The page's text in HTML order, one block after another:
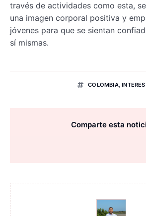
través de actividades como esta,
una imagen corporal positiva y
jóvenes para que se sientan
sí mismas.
COLOMBIA,INTERES
Comparte esta